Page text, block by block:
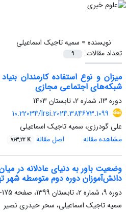
نویسنده = سمیه تاجیک اسماعیلی
تعداد مقالات:
9
میزان و نوع استفاده کارمندان
شبکه‌های اجتماعی مجازی
دوره 13، شماره 2، تابستان 1403
10.22034/lrsi.2024.384673.1099
علی گودرزی، سمیه تاجیک اسماعیلی
مشاهده مقاله
اصل مقاله 763.22 K
وضعیت باور به دنیای عادلانه در
دانش‌آموزان دوره دوم متوسطه شهر
دوره 9، شماره 2، تابستان 1399، صفحه
175-194
سمیه تاجیک اسماعیلی، سحر حیدری نصیر